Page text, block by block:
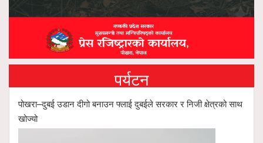
पर्यटन
पोखरा–दुबई उडान दीगो बनाउन फ्लाई दुबईले सरकार र निजी क्षेत्रको साथ
खोज्यो